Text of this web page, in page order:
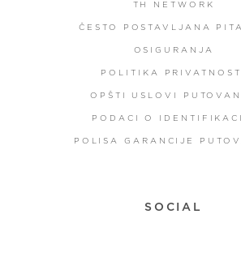
TH NETWORK
ČESTO POSTAVLJANA
OSIGURANJA
POLITIKA
OPŠTI USLOVI
PODACI O
POLISA GARANCIJE
SOCIAL